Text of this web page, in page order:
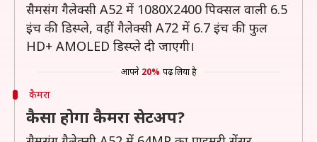
सैमसंग गैलेक्सी A52 में 1080X2400 पिक्सल वाली 6.5
इंच की डिस्प्ले, वहीं गैलेक्सी A72 में 6.7 इंच की फुल
HD+ AMOLED डिस्प्ले दी जाएगी।
आपने 20% पढ़ लिया है
कैमरा
कैसा होगा कैमरा सेटअप?